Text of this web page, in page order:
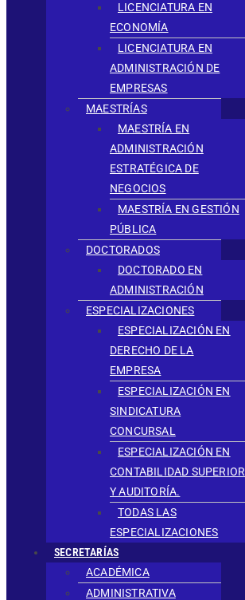
LICENCIATURA EN
ECONOMÍA
LICENCIATURA EN
ADMINISTRACIÓN DE
EMPRESAS
MAESTRÍAS
MAESTRÍA EN
ADMINISTRACIÓN
ESTRATÉGICA DE
NEGOCIOS
MAESTRÍA EN GESTIÓN
PÚBLICA
DOCTORADOS
DOCTORADO EN
ADMINISTRACIÓN
ESPECIALIZACIONES
ESPECIALIZACIÓN EN
DERECHO DE LA
EMPRESA
ESPECIALIZACIÓN EN
SINDICATURA
CONCURSAL
ESPECIALIZACIÓN EN
CONTABILIDAD SUPERIOR
Y AUDITORÍA.
TODAS LAS
ESPECIALIZACIONES
SECRETARÍAS
ACADÉMICA
ADMINISTRATIVA